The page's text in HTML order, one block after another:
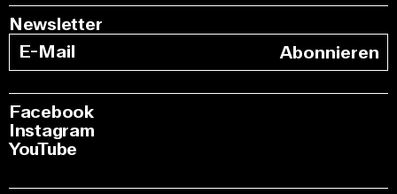
Newsletter
Abonnieren
Facebook
Instagram
YouTube